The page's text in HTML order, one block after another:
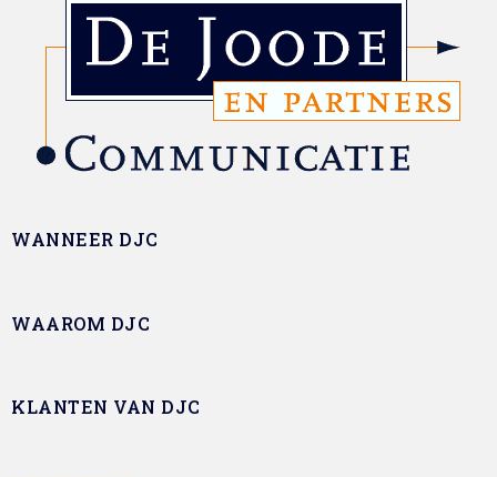
WANNEER DJC
WAAROM DJC
KLANTEN VAN DJC